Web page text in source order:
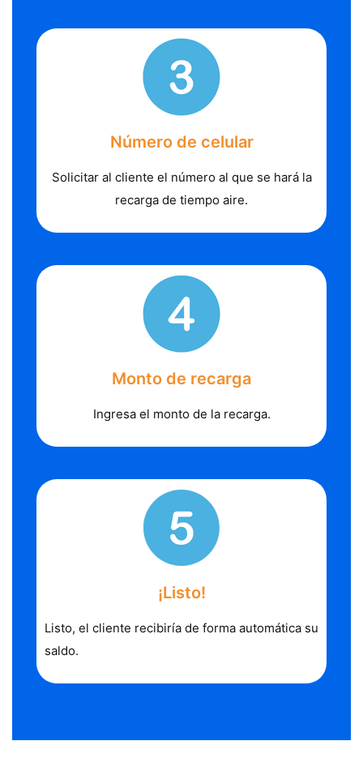
Número de celular
Solicitar al cliente el número al que se hará la
recarga de tiempo aire.
Monto de recarga
Ingresa el monto de la recarga.
¡Listo!
Listo, el cliente recibiría de forma automática su
saldo.